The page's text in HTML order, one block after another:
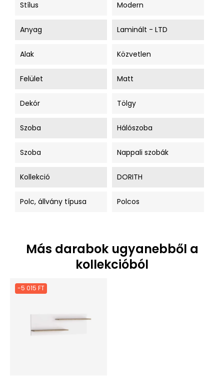
Stílus Modern
Anyag Laminált - LTD
Alak Közvetlen
Felület Matt
Dekór Tölgy
Szoba Hálószoba
Szoba Nappali szobák
Kollekció DORITH
Polc, állvány típusa Polcos
Más darabok ugyanebből a
kollekcióból
-5 015 FT